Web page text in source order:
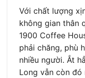
Với chất lượng
không gian thân
1900 Coffee
phải chăng, phù
nhiều người. Ắt
Long vẫn còn